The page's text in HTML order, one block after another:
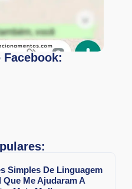
Facebook:
Simples De Linguagem
Me Ajudaram A